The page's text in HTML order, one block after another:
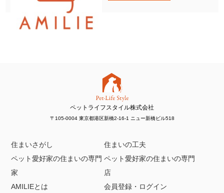
ペットライフスタイル株式会社
〒105-0004 東京都港区新橋2-16-1 ニュー新橋ビル518
住まいさがし
住まいの工夫
ペット愛好家の住まいの専門
家
ペット愛好家の住まいの専門
店
AMILIEとは
会員登録・ログイン